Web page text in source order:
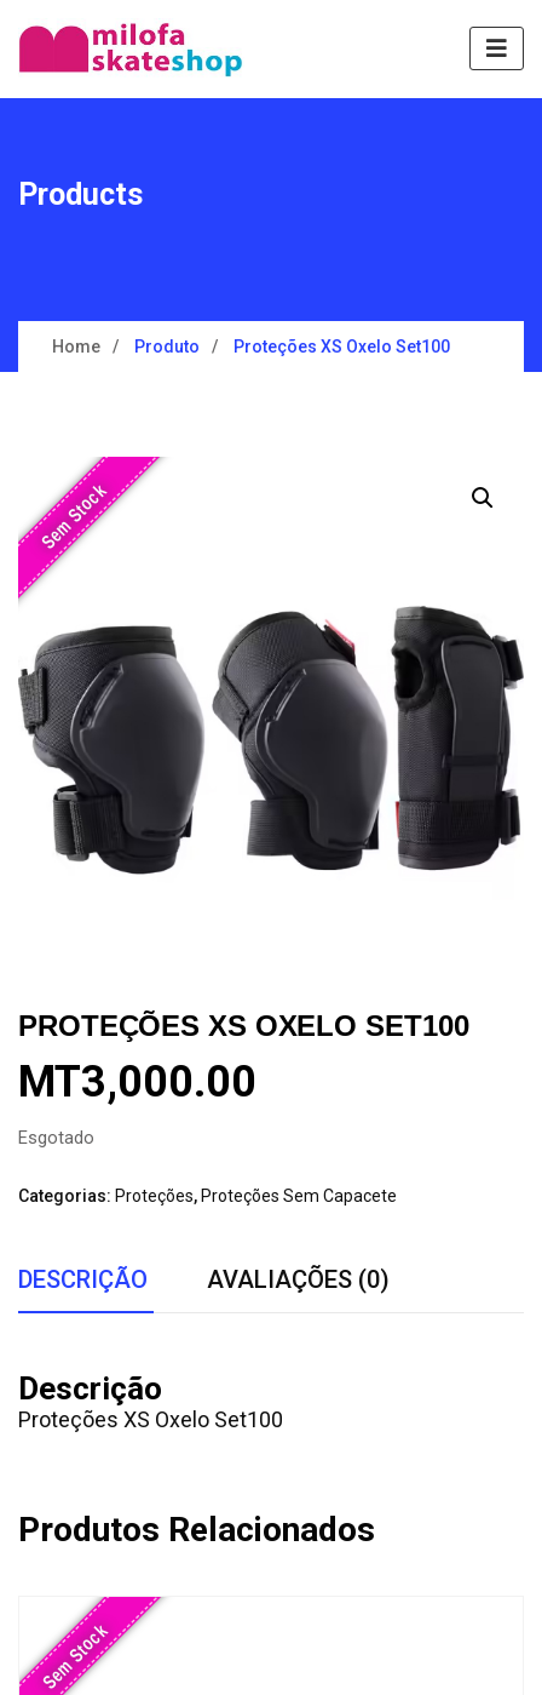
Products
Home Produto Proteções XS Oxelo Set100
Sem Stock
PROTEÇÕES XS OXELO SET100
MT3,000.00
Esgotado
Categorias: Proteções, Proteções Sem Capacete
DESCRIÇÃO AVALIAÇÕES (0)
Descrição
Proteções XS Oxelo Set100
Produtos Relacionados
Sem Stock